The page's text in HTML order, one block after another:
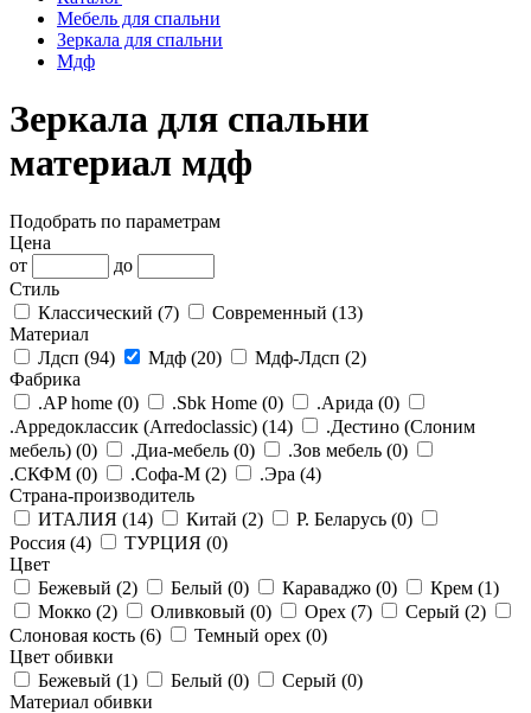
Мебель для спальни
Зеркала для спальни
Мдф
Зеркала для спальни
материал мдф
Подобрать по параметрам
Цена
от
до
Стиль
Классический (7) Современный (13)
Материал
Лдсп (94) Мдф (20) Мдф-Лдсп (2)
Фабрика
.AP home (0) .Sbk Home (0) .Арида (0)
.Арредоклассик (Arredoclassic) (14)
.Дестино (Слоним
мебель) (0) .Диа-мебель (0) .Зов мебель (0)
.СКФМ (0) .Софа-М (2) .Эра (4)
Страна-производитель
ИТАЛИЯ (14) Китай (2) Р. Беларусь (0)
Россия (4) ТУРЦИЯ (0)
Цвет
Бежевый (2) Белый (0) Караваджо (0) Крем (1)
Мокко (2) Оливковый (0) Орех (7) Серый (2)
Слоновая кость (6) Темный орех (0)
Цвет обивки
Бежевый (1) Белый (0) Серый (0)
Материал обивки